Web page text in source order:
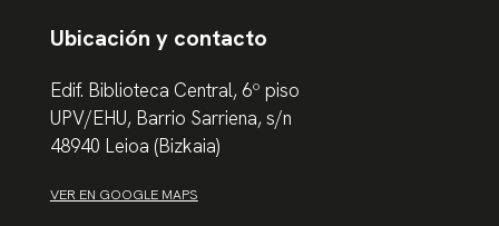
Ubicación y contacto
Edif. Biblioteca Central, 6º piso
UPV/EHU, Barrio Sarriena, s/n
48940 Leioa (Bizkaia)
VER EN GOOGLE MAPS